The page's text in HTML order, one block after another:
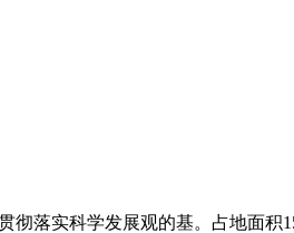
落实科学发展观的基。占地面积